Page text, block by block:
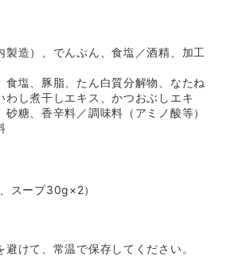
製造）、でんぷん、食塩／酒精、加工
食塩、豚脂、たん白質分解物、なたね
わし煮干しエキス、かつおぶしエキ
砂糖、香辛料／調味料（アミノ酸等）
スープ30g×2）
けて、常温で保存してください。